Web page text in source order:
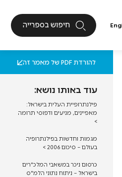
חיפוש בספרייה
להורדת PDF של מאמר זה
עוד באותו נושא:
פילנתרופיית העלית בישראל:
מאפיינים, מניעים ודפוסי תרומה
>
מגמות וחדשות בפילנתרופיה
בעולם – סיכום 2006 >
כרסום ניכר במשאבי המלכ"רים
בישראל – ניתוח נתוני הלמ"ס